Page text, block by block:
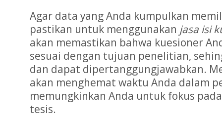
Agar data yang Anda kumpulkan
pastikan untuk menggunakan jasa isi
akan memastikan bahwa kuesioner
sesuai dengan tujuan penelitian,
dan dapat dipertanggungjawabkan.
akan menghemat waktu Anda dalam
memungkinkan Anda untuk fokus
tesis.